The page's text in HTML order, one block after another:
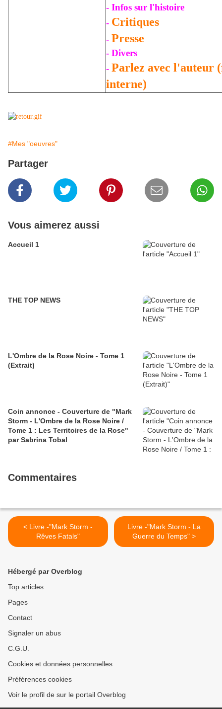
- Infos sur l'histoire
- Critiques
- Presse
- Divers
- Parlez avec l'auteur
interne)
#Mes "oeuvres"
Partager
Vous aimerez aussi
Accueil 1
THE TOP NEWS
L'Ombre de la Rose Noire - Tome 1
(Extrait)
Coin annonce - Couverture de "Mark
Storm - L'Ombre de la Rose Noire /
Tome 1 : Les Territoires de la Rose"
par Sabrina Tobal
Commentaires
< Livre -"Mark Storm -
Rêves Fatals"
Livre -"Mark Storm - La
Guerre du Temps" >
Hébergé par Overblog
Top articles
Pages
Contact
Signaler un abus
C.G.U.
Cookies et données personnelles
Préférences cookies
Voir le profil de sur le portail Overblog